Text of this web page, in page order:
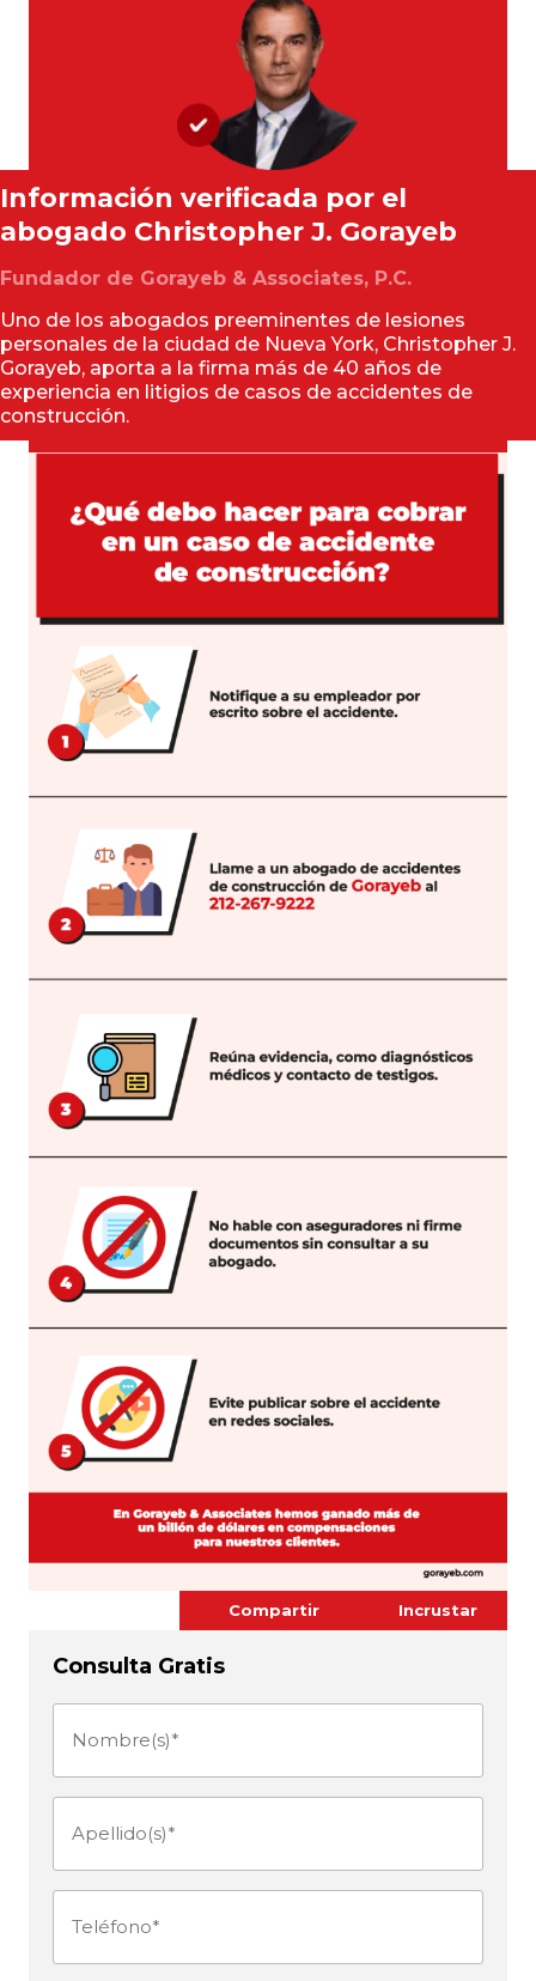
Información verificada por el
abogado Christopher J. Gorayeb
Fundador de Gorayeb & Associates, P.C.
Uno de los abogados preeminentes de lesiones
personales de la ciudad de Nueva York, Christopher J.
Gorayeb, aporta a la firma más de 40 años de
experiencia en litigios de casos de accidentes de
construcción.
Compartir Incrustar
Consulta Gratis
Nombre(s)
Apellido(s)
Teléfono (Obligatorio)